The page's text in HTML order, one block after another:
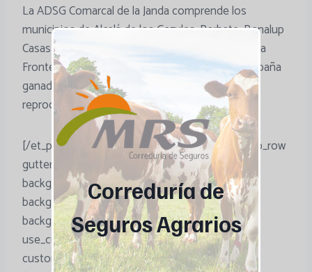
La ADSG Comarcal de la Janda comprende los
municipios de Alcalá de los Gazules, Barbate, Benalup
Casas Viejas, Medina Sidonia, Paterna y Vejer de la
Frontera. Tiene actualmente 761 socios y una cabaña
ganadera de aproximadamente 27.500 bovinos
reproductores, 23.000 cabras y 5.100 ovejas.
[/et_pb_text][/et_pb_column][/et_pb_row][et_pb_row
gutter_width=”2″ _builder_version=”3.0.91″
background_size=”initial”
background_position=”top_left”
background_repeat=”repeat”
use_custom_gutter=”on”
custom_padding=”36px|0px|16.0781px|0px”]
Correduría de
Seguros Agrarios